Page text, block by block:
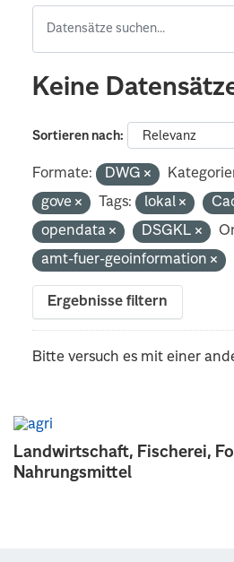
Landwirtschaft, Fischerei,
Nahrungsmittel
Keine
Sortieren nach
Formate: DWG
gove
Tags: lokal
opendata
DSGKL
amt-fuer-geoinformation
Ergebnisse filtern
Bitte versuch es mit einer